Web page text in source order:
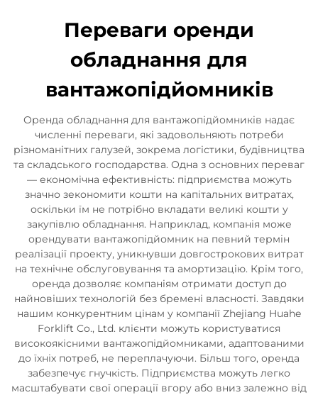
Переваги оренди
обладнання для
вантажопідйомників
Оренда обладнання для вантажопідйомників надає
численні переваги, які задовольняють потреби
різноманітних галузей, зокрема логістики, будівництва
та складського господарства. Одна з основних переваг
— економічна ефективність: підприємства можуть
значно зекономити кошти на капітальних витратах,
оскільки їм не потрібно вкладати великі кошти у
закупівлю обладнання. Наприклад, компанія може
орендувати вантажопідйомник на певний термін
реалізації проекту, уникнувши довгострокових витрат
на технічне обслуговування та амортизацію. Крім того,
оренда дозволяє компаніям отримати доступ до
найновіших технологій без бремені власності. Завдяки
нашим конкурентним цінам у компанії Zhejiang Huahe
Forklift Co., Ltd. клієнти можуть користуватися
високоякісними вантажопідйомниками, адаптованими
до їхніх потреб, не переплачуючи. Більш того, оренда
забезпечує гнучкість. Підприємства можуть легко
масштабувати свої операції вгору або вниз залежно від